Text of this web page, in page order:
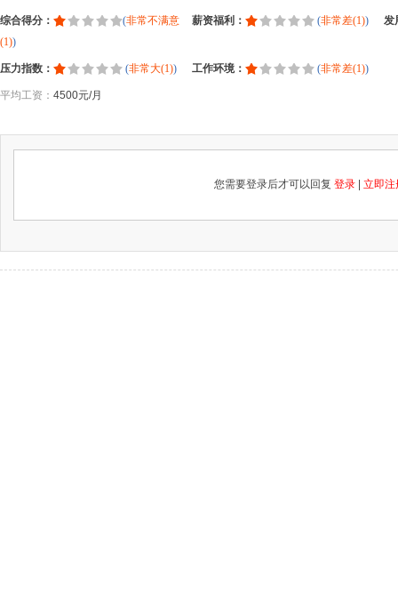
综合得分： (非常不满意
(1))
薪资福利： (非常差(1)) 发
压力指数： (非常大(1)) 工作环境： (非常差(1))
平均工资： 4500元/月
您需要登录后才可以回复 登录 立即注